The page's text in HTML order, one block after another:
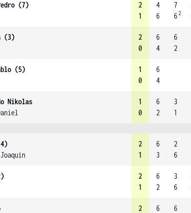
(7)
2
1
4
6
7
62
(3)
2
0
6
4
6
2
(5)
1
0
6
4
Nikolas
1
0
6
2
3
1
2
1
6
3
2
6
2
1
6
2
3
6
2
6
6